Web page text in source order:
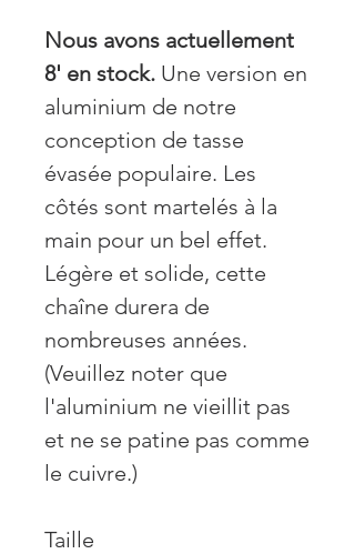
Nous avons actuellement
8' en stock. Une version en
aluminium de notre
conception de tasse
évasée populaire. Les
côtés sont martelés à la
main pour un bel effet.
Légère et solide, cette
chaîne durera de
nombreuses années.
(Veuillez noter que
l'aluminium ne vieillit pas
et ne se patine pas comme
le cuivre.)
Taille